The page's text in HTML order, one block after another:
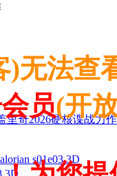
里奇2026硬核谍战力
s01e03 3D
3D
)无法查
员(开